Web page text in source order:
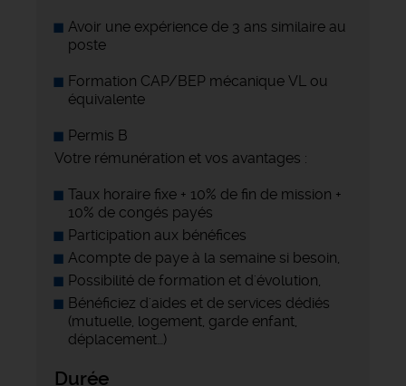
Avoir une expérience de 3 ans similaire au
poste
Formation CAP/BEP mécanique VL ou
équivalente
Permis B
Votre rémunération et vos avantages :
Taux horaire fixe + 10% de fin de mission +
10% de congés payés
Participation aux bénéfices
Acompte de paye à la semaine si besoin,
Possibilité de formation et d'évolution,
Bénéficiez d'aides et de services dédiés
(mutuelle, logement, garde enfant,
déplacement…)
Durée